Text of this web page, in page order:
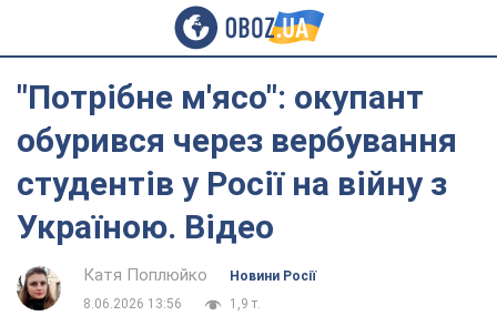
"Потрібне м'ясо": окупант
обурився через вербування
студентів у Росії на війну з
Україною. Відео
Катя Поплюйко
Новини Росії
8.06.2026 13:56
1,9 т.